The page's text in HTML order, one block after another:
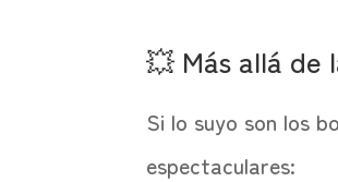
💥 Más allá de
Si lo suyo son los
espectaculares: